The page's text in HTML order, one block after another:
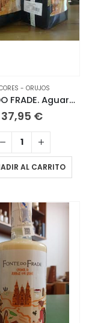
- ORUJOS
FONTE DO FRADE. Aguardiente de Orujo 3 L
37,95 €
AL CARRITO